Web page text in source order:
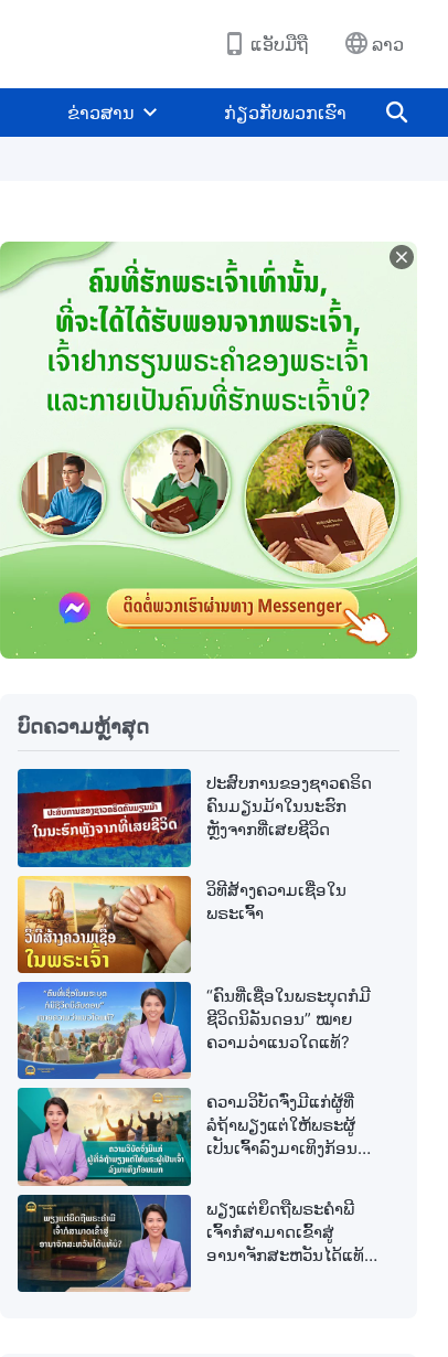
ແອັບມືຖື ລາວ
ຂ່າວສານ ກ່ຽວກັບພວກເຮົາ
ບົດຄວາມຫຼ້າສຸດ
ປະສົບການຂອງຊາວຄຣິດ
ຄົນມຽນມ້າໃນນະຮົກ
ຫຼັງຈາກທີ່ເສຍຊີວິດ
ວິທີສ້າງຄວາມເຊື່ອໃນ
ພຣະເຈົ້າ
“ຄົນທີ່ເຊື່ອໃນພຣະບຸດກໍມີ
ຊີວິດນິລັນດອນ” ໝາຍ
ຄວາມວ່າແນວໃດແທ້?
ຄວາມວິບັດຈົ່ງມີແກ່ຜູ້ທີ່
ລໍຖ້າພຽງແຕ່ໃຫ້ພຣະຜູ້
ເປັນເຈົ້າລົງມາເທິງກ້ອນ
ພຽງແຕ່ຍຶດຖືພຣະຄຳພີ
ເຈົ້າກໍສາມາດເຂົ້າສູ່
ອານາຈັກສະຫວັນໄດ້ແທ້